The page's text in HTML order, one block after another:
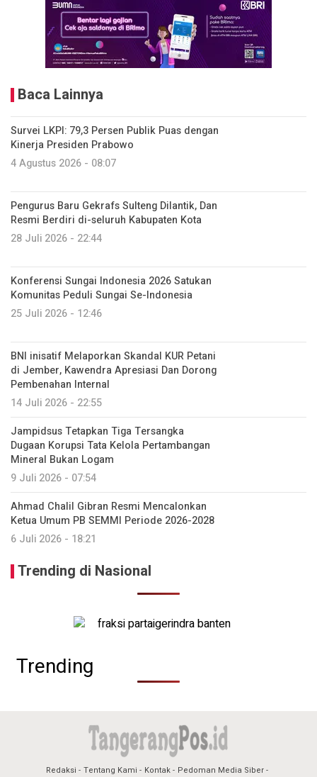
Baca Lainnya
Survei LKPI: 79,3 Persen Publik Puas dengan
Kinerja Presiden Prabowo
4 Agustus 2026 - 08:07
Pengurus Baru Gekrafs Sulteng Dilantik, Dan
Resmi Berdiri di-seluruh Kabupaten Kota
28 Juli 2026 - 22:44
Konferensi Sungai Indonesia 2026 Satukan
Komunitas Peduli Sungai Se-Indonesia
25 Juli 2026 - 12:46
BNI inisatif Melaporkan Skandal KUR Petani
di Jember, Kawendra Apresiasi Dan Dorong
Pembenahan Internal
14 Juli 2026 - 22:55
Jampidsus Tetapkan Tiga Tersangka
Dugaan Korupsi Tata Kelola Pertambangan
Mineral Bukan Logam
9 Juli 2026 - 07:54
Ahmad Chalil Gibran Resmi Mencalonkan
Ketua Umum PB SEMMI Periode 2026-2028
6 Juli 2026 - 18:21
Trending di Nasional
Trending
Redaksi Tentang Kami Kontak Pedoman Media Siber